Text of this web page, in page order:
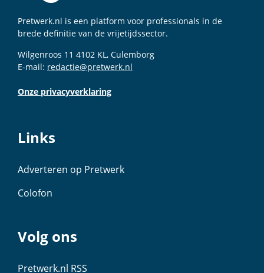
Pretwerk.nl is een platform voor professionals in de
brede definitie van de vrijetijdssector.
Wilgenroos 11 4102 KL, Culemborg
E-mail: redactie@pretwerk.nl
Onze privacyverklaring
Links
Adverteren op Pretwerk
Colofon
Volg ons
Pretwerk.nl RSS